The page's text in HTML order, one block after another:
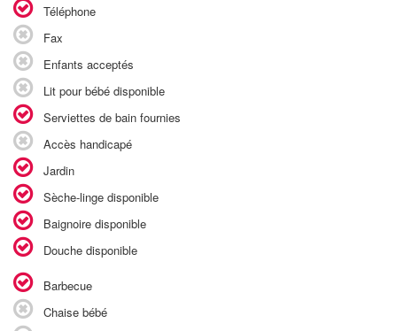
Téléphone
Fax
Enfants acceptés
Lit pour bébé disponible
Serviettes de bain fournies
Accès handicapé
Jardin
Sèche-linge disponible
Baignoire disponible
Douche disponible
Barbecue
Chaise bébé